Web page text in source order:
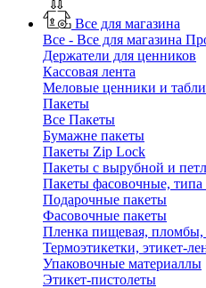
Все для магазина
Все - Все для магазина
Держатели для ценников
Кассовая лента
Меловые ценники и
Пакеты
Все Пакеты
Бумажне пакеты
Пакеты Zip Lock
Пакеты с вырубной и
Пакеты фасовочные,
Подарочные пакеты
Фасовочные пакеты
Пленка пищевая, пломбы,
Термоэтикетки, этикет-
Упаковочные материаллы
Этикет-пистолеты